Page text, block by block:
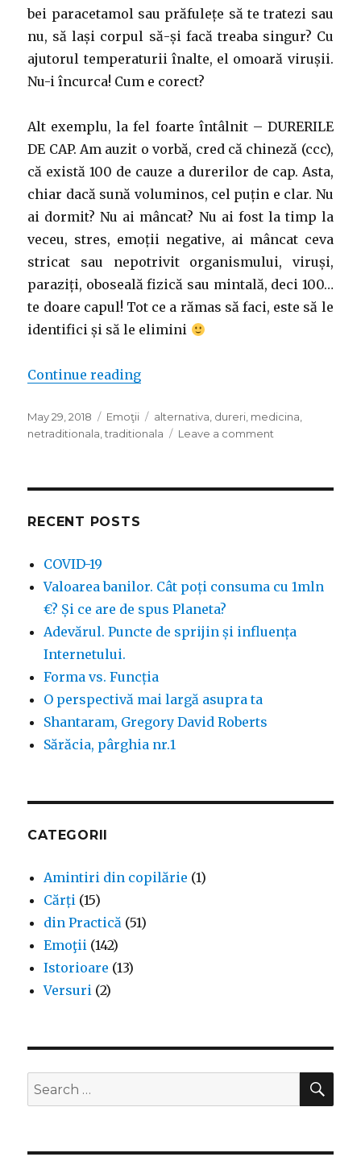
bei paracetamol sau prăfulețe să te tratezi sau
nu, să lași corpul să-și facă treaba singur? Cu
ajutorul temperaturii înalte, el omoară virușii.
Nu-i încurca! Cum e corect?
Alt exemplu, la fel foarte întâlnit – DURERILE
DE CAP. Am auzit o vorbă, cred că chineză (ccc),
că există 100 de cauze a durerilor de cap. Asta,
chiar dacă sună voluminos, cel puțin e clar. Nu
ai dormit? Nu ai mâncat? Nu ai fost la timp la
veceu, stres, emoții negative, ai mâncat ceva
stricat sau nepotrivit organismului, viruși,
paraziți, oboseală fizică sau mintală, deci 100…
te doare capul! Tot ce a rămas să faci, este să le
identifici și să le elimini
Continue reading“Iluzia cunoașterii de sine”
Posted
on
May 29, 2018 Categories
Emoţii Tags
alternativa dureri medicina
netraditionala ,traditionala Leave a comment
RECENT POSTS
COVID-19
Valoarea banilor. Cât poți consuma cu 1mln
€? Și ce are de spus Planeta?
Adevărul. Puncte de sprijin și influența
Internetului.
Forma vs. Funcția
O perspectivă mai largă asupra ta
Shantaram, Gregory David Roberts
Sărăcia, pârghia nr.1
CATEGORII
Amintiri din copilărie (1)
Cărți (15)
din Practică (51)
Emoţii (142)
Istorioare (13)
Versuri (2)
Search
for: